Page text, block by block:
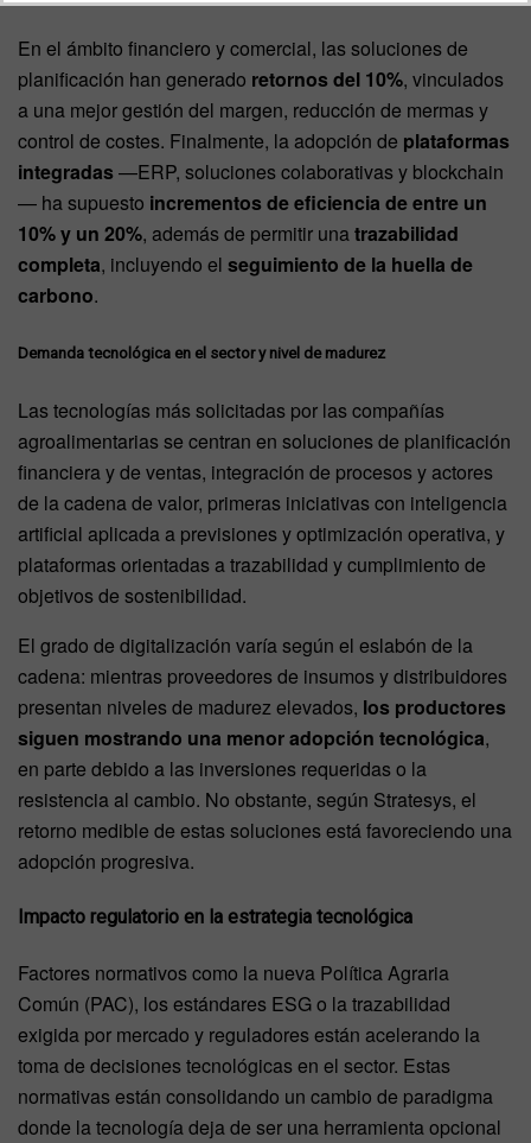
En el ámbito financiero y comercial, las soluciones de
planificación han generado retornos del 10%, vinculados
a una mejor gestión del margen, reducción de mermas y
control de costes. Finalmente, la adopción de plataformas
integradas —ERP, soluciones colaborativas y blockchain
— ha supuesto incrementos de eficiencia de entre un
10% y un 20%, además de permitir unatrazabilidad
completa, incluyendo el seguimiento de la huella de
carbono.
Demanda tecnológica en el sector y nivel de madurez
Las tecnologías más solicitadas por las compañías
agroalimentarias se centran en soluciones de planificación
financiera y de ventas, integración de procesos y actores
de la cadena de valor, primeras iniciativas con inteligencia
artificial aplicada a previsiones y optimización operativa, y
plataformas orientadas a trazabilidad y cumplimiento de
objetivos de sostenibilidad.
El grado de digitalización varía según el eslabón de la
cadena: mientras proveedores de insumos y distribuidores
presentan niveles de madurez elevados, los productores
siguen mostrando una menor adopción tecnológica,
en parte debido a las inversiones requeridas o la
resistencia al cambio. No obstante, según Stratesys, el
retorno medible de estas soluciones está favoreciendo una
adopción progresiva.
Impacto regulatorio en la estrategia tecnológica
Factores normativos como la nueva Política Agraria
Común (PAC), los estándares ESG o la trazabilidad
exigida por mercado y reguladores están acelerando la
toma de decisiones tecnológicas en el sector. Estas
normativas están consolidando un cambio de paradigma
donde la tecnología deja de ser una herramienta opcional